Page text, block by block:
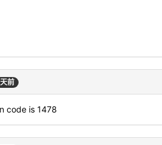
前
code is 1478